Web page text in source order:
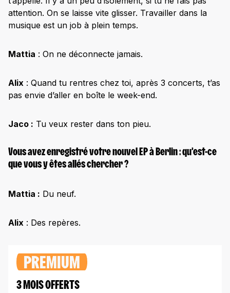
attention. On se laisse vite glisser. Travailler dans la
musique est un job à plein temps.
Mattia : On ne déconnecte jamais.
Alix : Quand tu rentres chez toi, après 3 concerts, t’as
pas envie d’aller en boîte le week-end.
Jaco : Tu veux rester dans ton pieu.
Vous avez enregistré votre nouvel EP à Berlin : qu’est-ce
que vous y êtes allés chercher ?
Mattia : Du neuf.
Alix : Des repères.
PREMIUM
3 MOIS OFFERTS